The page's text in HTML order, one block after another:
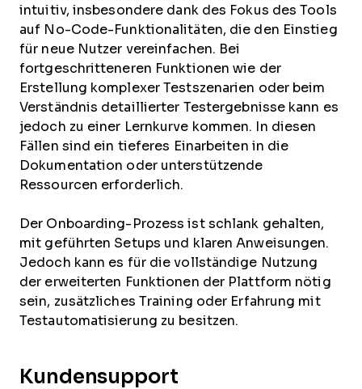
intuitiv, insbesondere dank des Fokus des Tools
auf No-Code-Funktionalitäten, die den Einstieg
für neue Nutzer vereinfachen. Bei
fortgeschritteneren Funktionen wie der
Erstellung komplexer Testszenarien oder beim
Verständnis detaillierter Testergebnisse kann es
jedoch zu einer Lernkurve kommen. In diesen
Fällen sind ein tieferes Einarbeiten in die
Dokumentation oder unterstützende
Ressourcen erforderlich.
Der Onboarding-Prozess ist schlank gehalten,
mit geführten Setups und klaren Anweisungen.
Jedoch kann es für die vollständige Nutzung
der erweiterten Funktionen der Plattform nötig
sein, zusätzliches Training oder Erfahrung mit
Testautomatisierung zu besitzen.
Kundensupport